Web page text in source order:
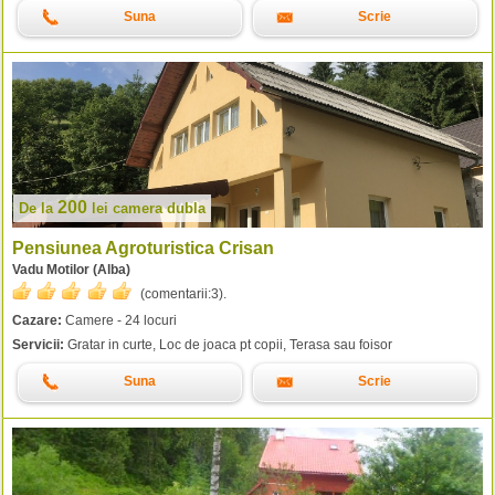
Suna Scrie
De la 200 lei camera dubla
Pensiunea Agroturistica Crisan
Vadu Motilor (Alba)
(comentarii:3).
Cazare: Camere - 24 locuri
Servicii: Gratar in curte, Loc de joaca pt copii, Terasa sau foisor
Suna Scrie